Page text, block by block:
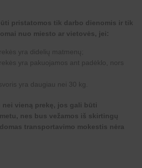
pristatomos tik darbo dienomis ir tik
nuo miesto ar vietovės, jei:
yra didelių matmenų;
yra pakuojamos ant padėklo, nors
yra daugiau nei 30 kg.
nei vieną prekę, jos gali būti
nes bus vežamos iš skirtingų
transportavimo mokestis nėra